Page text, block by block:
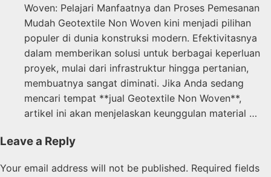
Woven: Pelajari Manfaatnya dan Proses Pemesanan
Mudah Geotextile Non Woven kini menjadi pilihan
populer di dunia konstruksi modern. Efektivitasnya
dalam memberikan solusi untuk berbagai keperluan
proyek, mulai dari infrastruktur hingga pertanian,
membuatnya sangat diminati. Jika Anda sedang
mencari tempat **jual Geotextile Non Woven**,
artikel ini akan menjelaskan keunggulan material …
Leave a Reply
Your email address will not be published. Required fields